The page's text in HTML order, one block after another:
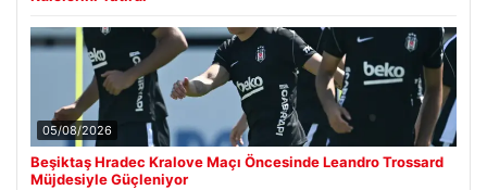
05/08/2026
Beşiktaş Hradec Kralove Maçı Öncesinde Leandro Trossard
Müjdesiyle Güçleniyor